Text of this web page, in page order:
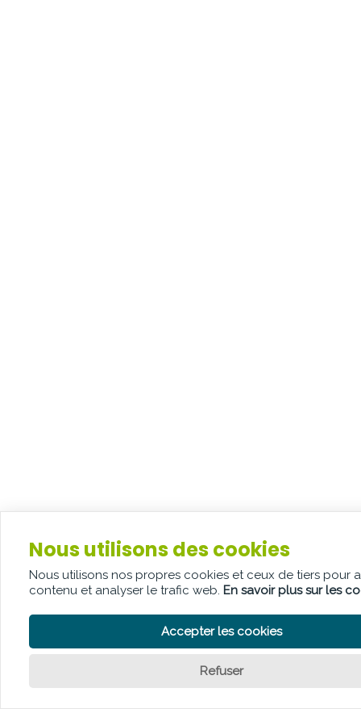
Nous utilisons des cookies
Nous utilisons nos propres cookies et ceux de tiers pour
contenu et analyser le trafic web. En savoir plus sur les
Accepter les cookies
Refuser